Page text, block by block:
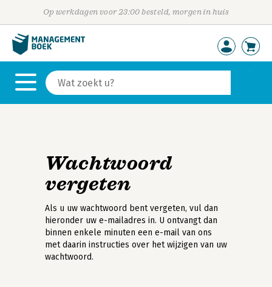
Op werkdagen voor 23:00 besteld, morgen in huis
Wachtwoord
vergeten
Als u uw wachtwoord bent vergeten, vul dan
hieronder uw e-mailadres in. U ontvangt dan
binnen enkele minuten een e-mail van ons
met daarin instructies over het wijzigen van uw
wachtwoord.